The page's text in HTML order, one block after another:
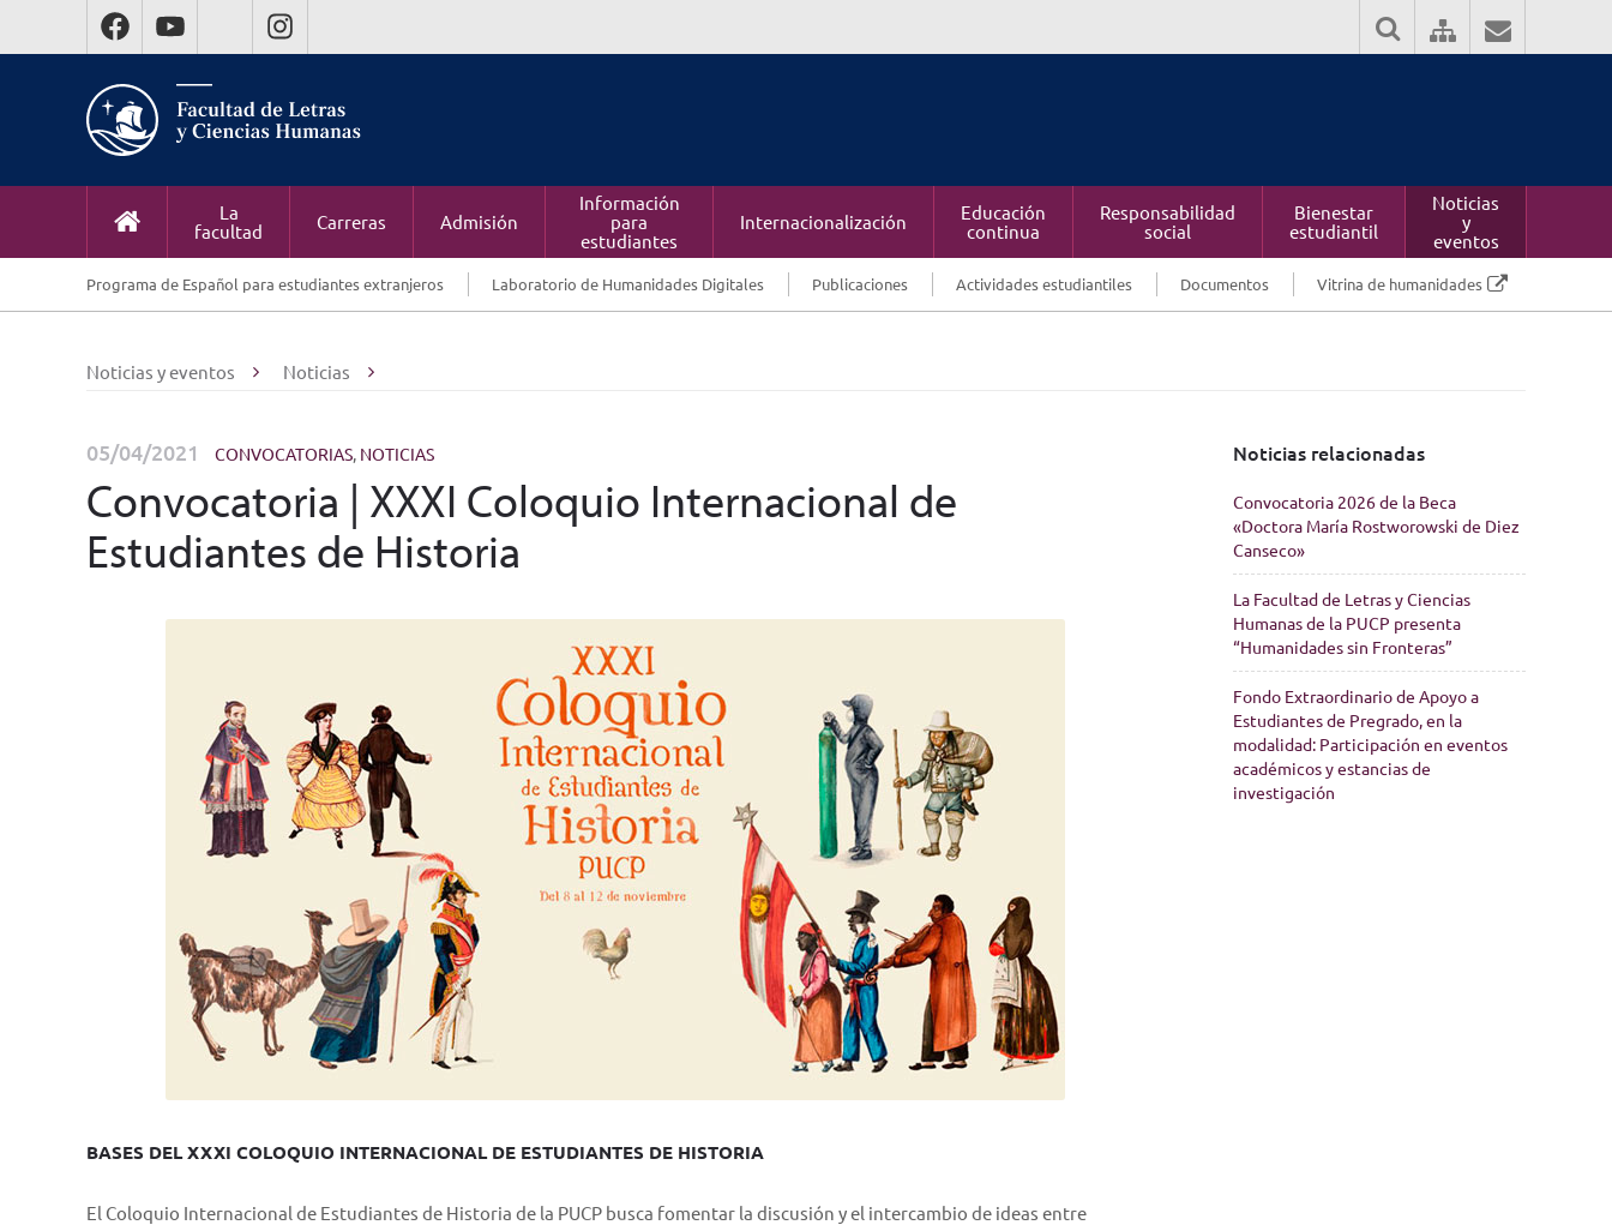
La
facultad
Carreras Admisión
Información
para
estudiantes
Internacionalización
Educación
continua
Responsabilidad
social
Bienestar
estudiantil
Noticias
y
eventos
Programa de Español para estudiantes extranjeros Laboratorio de Humanidades Digitales Publicaciones Actividades estudiantiles Documentos Vitrina de humanidades
Noticias y eventos Noticias
05/04/2021 CONVOCATORIAS, NOTICIAS
Convocatoria | XXXI Coloquio Internacional de
Estudiantes de Historia
BASES DEL XXXI COLOQUIO INTERNACIONAL DE ESTUDIANTES DE HISTORIA
El Coloquio Internacional de Estudiantes de Historia de la PUCP busca fomentar la discusión y el intercambio de ideas entre
Noticias relacionadas
Convocatoria 2026 de la Beca
«Doctora María Rostworowski de Diez
Canseco»
La Facultad de Letras y Ciencias
Humanas de la PUCP presenta
“Humanidades sin Fronteras”
Fondo Extraordinario de Apoyo a
Estudiantes de Pregrado, en la
modalidad: Participación en eventos
académicos y estancias de
investigación